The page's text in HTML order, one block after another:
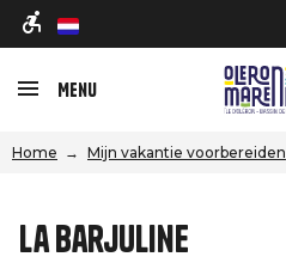
nl
Menu
Home Mijn vakantie voorbereiden
La Barjuline